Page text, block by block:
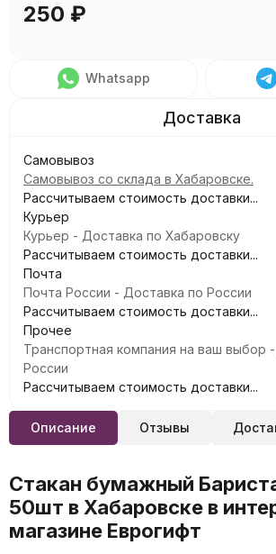
250 ₽
Whatsapp
Самовывоз
Самовывоз со склада в Хабаровске.
Рассчитываем стоимость доставки...
Курьер
Курьер - Доставка по Хабаровску
Рассчитываем стоимость доставки...
Почта
Почта России - Доставка по России
Рассчитываем стоимость доставки...
Прочее
Транспортная компания на ваш выбор
России
Рассчитываем стоимость доставки...
Описание Отзывы
Стакан бумажный
50шт в Хабаровске в
магазине Еврогифт